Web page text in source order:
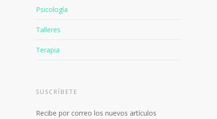
Psicología
Talleres
Terapia
SUSCRÍBETE
Recibe por correo los nuevos artículos